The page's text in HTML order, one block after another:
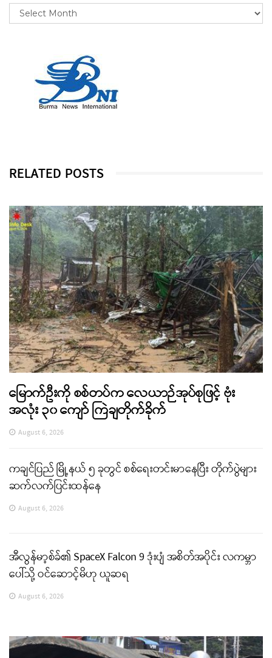
RELATED POSTS
မြောက်ဦးကို စစ်တပ်က လေယာဉ်အုပ်စုဖြင့် ဗုံး
အလုံး ၃၀ ကျော် ကြဲချတိုက်ခိုက်
August 6, 2026
ကချင်ပြည် မြို့နယ် ၅ ခုတွင် စစ်ရေးတင်းမာနေပြီး တိုက်ပွဲများ
ဆက်လက်ပြင်းထန်နေ
August 6, 2026
အီလွန်မာ့စ်ခ်၏ SpaceX Falcon 9 ဒုံးပျံ အစိတ်အပိုင်း လကမ္ဘာ
ပေါ်သို့ ဝင်ဆောင့်မိဟု ယူဆရ
August 6, 2026